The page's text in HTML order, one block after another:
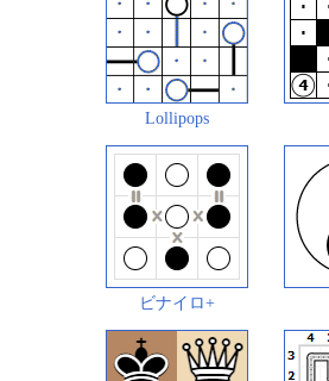
Lollipops
ビナイロ+